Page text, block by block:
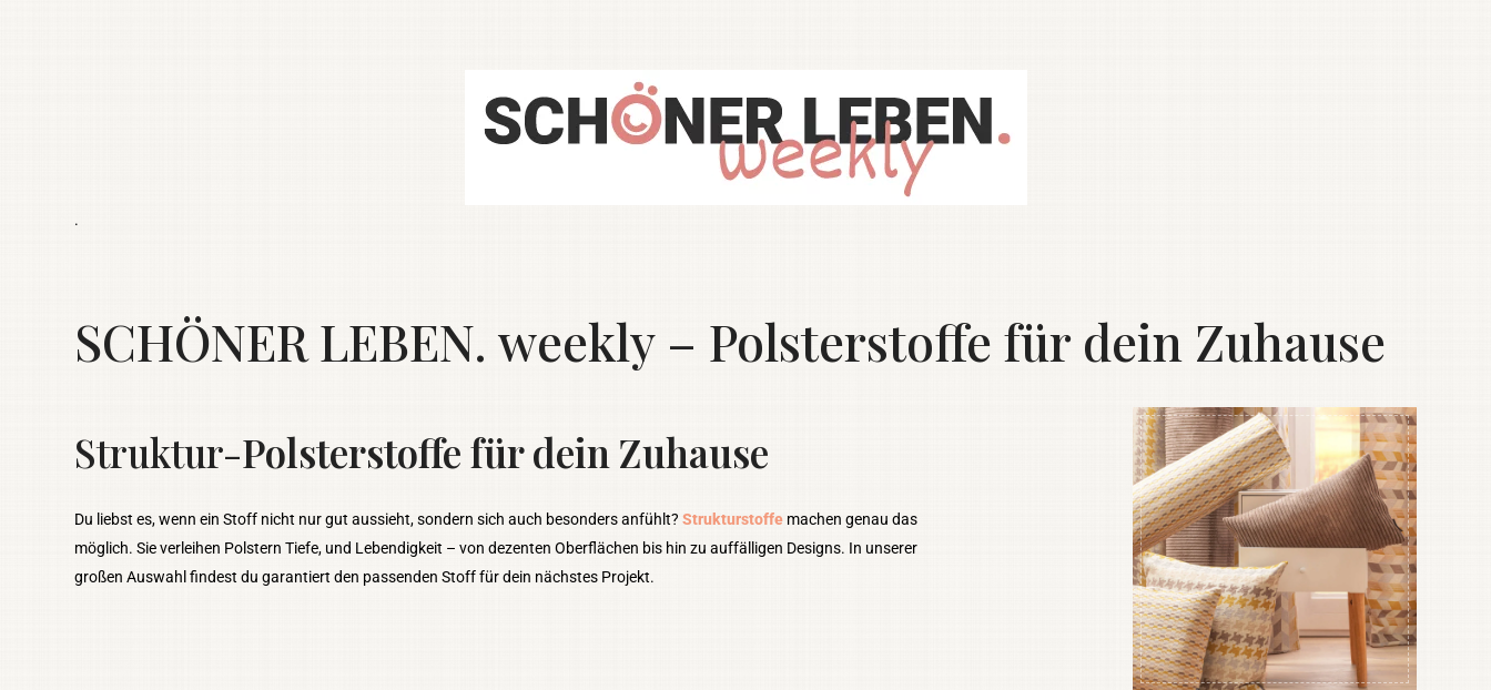
.
SCHÖNER LEBEN. weekly – Polsterstoffe für dein Zuhause
Struktur-Polsterstoffe für dein Zuhause
Du liebst es, wenn ein Stoff nicht nur gut aussieht, sondern sich auch besonders anfühlt? Strukturstoffe machen genau das
möglich. Sie verleihen Polstern Tiefe, und Lebendigkeit – von dezenten Oberflächen bis hin zu auffälligen Designs. In unserer
großen Auswahl findest du garantiert den passenden Stoff für dein nächstes Projekt.